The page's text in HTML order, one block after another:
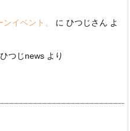
イベント。
に ひつじさん よ
ひつじnews より